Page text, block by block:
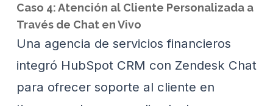
Caso 4: Atención al Cliente Personalizada a
Través de Chat en Vivo
Una agencia de servicios financieros
integró HubSpot CRM con Zendesk Chat
para ofrecer soporte al cliente en